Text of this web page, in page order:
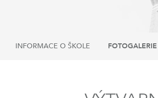
INFORMACE O ŠKOLE FOTOGALERIE